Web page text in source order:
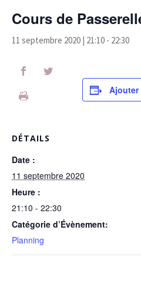
Cours de
11 septembre 2020 | 21:10 - 22:30
Ajouter
DÉTAILS
Date :
11 septembre 2020
Heure :
21:10 - 22:30
Catégorie d’Évènement:
Planning